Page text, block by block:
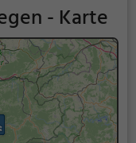
- Karte